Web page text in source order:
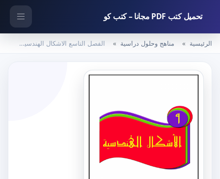
تحميل كتب PDF مجانا – كتب كو
الرئيسية مناهج وحلول دراسية الفصل التاسع الاشكال الهندسية – المنهاج السعودي